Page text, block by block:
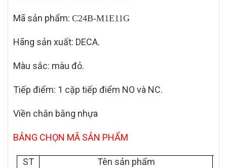
Mã sản phẩm: C24B-M1E11G
Hãng sản xuất: DECA.
Màu sắc: màu đỏ.
Tiếp điểm: 1 cặp tiếp điểm NO và NC.
Viền chắn bằng nhựa
BẢNG CHỌN MÃ SẢN PHẨM
ST
Tên sản phẩm